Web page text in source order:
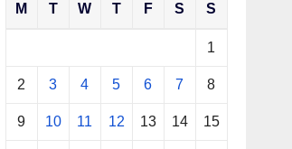
M T W T F S S
1
2 3 4 5 6 7 8
9 10 11 12 13 14 15